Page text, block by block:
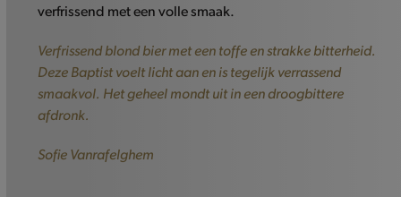
verfrissend met een volle smaak.
Verfrissend blond bier met een toffe en strakke bitterheid.
Deze Baptist voelt licht aan en is tegelijk verrassend
smaakvol. Het geheel mondt uit in een droogbittere
afdronk.
Sofie Vanrafelghem